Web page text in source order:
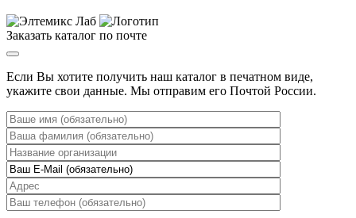
Заказать каталог по почте
Если Вы хотите получить наш каталог в печатном виде,
укажите свои данные. Мы отправим его Почтой России.